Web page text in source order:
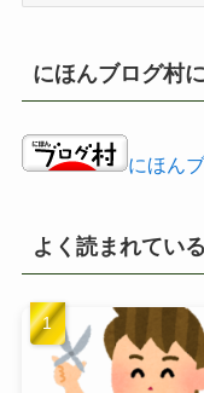
イ
ブ
にほんブログ村
にほん
よく読まれてい